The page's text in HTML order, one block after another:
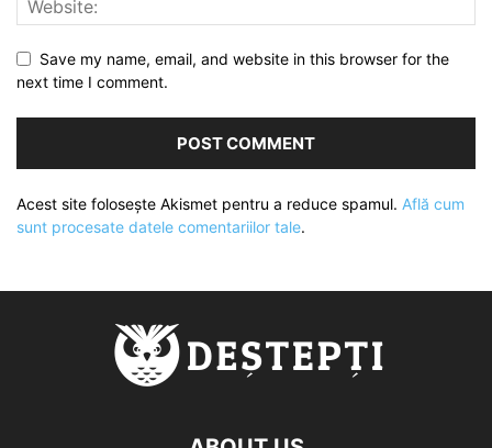
Save my name, email, and website in this browser for the
next time I comment.
Acest site folosește Akismet pentru a reduce spamul. Află cum
sunt procesate datele comentariilor tale.